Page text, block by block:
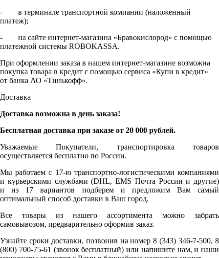
- в терминале транспортной компании (наложенный
платеж);
- на сайте интернет-магазина «Бравокислород» с помощью
платежной системы ROBOKASSA.
При оформлении заказа в нашем интернет-магазине возможна
покупка товара в кредит с помощью сервиса «Купи в кредит»
от банка АО «Тинькофф».
Доставка
Доставка возможна в день заказа!
Бесплатная доставка при заказе от 20 000 рублей.
Уважаемые Покупатели, транспортировка товаров
осуществляется бесплатно по России.
Мы работаем с 17-ю транспортно-логистическими компаниями
и курьерскими службами (DHL, EMS Почта России и другие)
и из 17 вариантов подберем и предложим Вам самый
оптимальный способ доставки в Ваш город.
Все товары из нашего ассортимента можно забрать
самовывозом, предварительно оформив заказ.
Узнайте сроки доставки, позвонив на номер 8 (343) 346-7-500, 8
(800) 700-75-61 (звонок бесплатный) или напишите нам, и наши